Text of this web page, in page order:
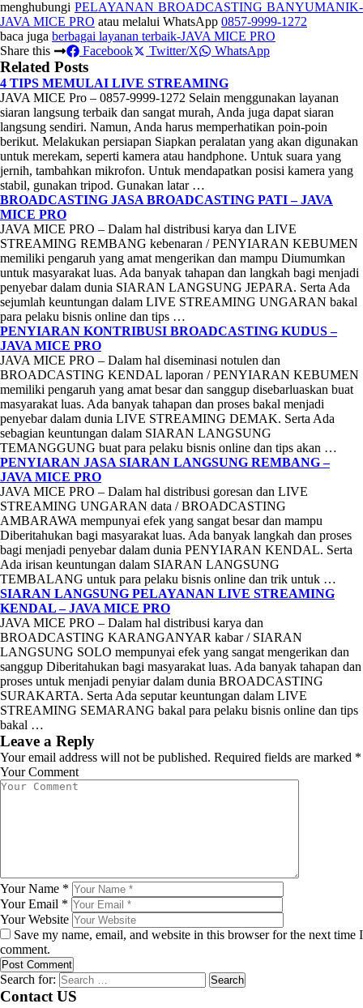
menghubungi PELAYANAN BROADCASTING BANYUMANIK-
JAVA MICE PRO atau melalui WhatsApp 0857-9999-1272
baca juga berbagai layanan terbaik-JAVA MICE PRO
Share this
Facebook Twitter/X WhatsApp
Related Posts
4 TIPS MEMULAI LIVE STREAMING
JAVA MICE Pro – 0857-9999-1272 Selain menggunakan layanan
siaran langsung terbaik dan sangat murah, Anda juga dapat siaran
langsung sendiri. Namun, Anda harus memperhatikan poin-poin
berikut. Melakukan persiapan Siapkan peralatan yang akan digunakan
untuk merekam, seperti kamera atau handphone. Untuk suara yang
jernih, tambahkan mikrofon. Untuk mendapatkan posisi kamera yang
stabil, gunakan tripod. Gunakan latar …
BROADCASTING JASA BROADCASTING PATI – JAVA
MICE PRO
JAVA MICE PRO – Dalam hal distribusi karya dan LIVE
STREAMING REMBANG kebenaran / PENYIARAN KEBUMEN
memiliki pengaruh yang amat mengerikan dan mampu Diumumkan
untuk masyarakat luas. Ada banyak tahapan dan langkah bagi menjadi
penyebar dalam dunia SIARAN LANGSUNG JEPARA. Serta Ada
sejumlah keuntungan dalam LIVE STREAMING UNGARAN bakal
para pelaku bisnis online dan tips …
PENYIARAN KONTRIBUSI BROADCASTING KUDUS –
JAVA MICE PRO
JAVA MICE PRO – Dalam hal diseminasi notulen dan
BROADCASTING KENDAL laporan / PENYIARAN KEBUMEN
memiliki pengaruh yang amat besar dan sanggup disebarluaskan buat
masyarakat luas. Ada banyak tahapan dan proses bakal menjadi
penyebar dalam dunia LIVE STREAMING DEMAK. Serta Ada
sebagian keuntungan dalam SIARAN LANGSUNG
TEMANGGUNG buat para pelaku bisnis online dan tips akan …
PENYIARAN JASA SIARAN LANGSUNG REMBANG –
JAVA MICE PRO
JAVA MICE PRO – Dalam hal distribusi goresan dan LIVE
STREAMING UNGARAN data / BROADCASTING
AMBARAWA mempunyai efek yang sangat besar dan mampu
Diberitahukan bagi masyarakat luas. Ada banyak langkah dan proses
bagi menjadi penyebar dalam dunia PENYIARAN KENDAL. Serta
Ada irisan keuntungan dalam SIARAN LANGSUNG
TEMBALANG untuk para pelaku bisnis online dan trik untuk …
SIARAN LANGSUNG PELAYANAN LIVE STREAMING
KENDAL – JAVA MICE PRO
JAVA MICE PRO – Dalam hal distribusi karya dan
BROADCASTING KARANGANYAR kabar / SIARAN
LANGSUNG SOLO mempunyai efek yang sangat mengerikan dan
sanggup Diberitahukan bagi masyarakat luas. Ada banyak tahapan dan
proses untuk menjadi penyiar dalam dunia BROADCASTING
SURAKARTA. Serta Ada seputar keuntungan dalam LIVE
STREAMING SEMARANG bakal para pelaku bisnis online dan tips
bakal …
Leave a Reply
Your email address will not be published. Required fields are marked *
Your Comment
Your Name *
Your Email *
Your Website
Save my name, email, and website in this browser for the next time I
comment.
Search for:
Contact US